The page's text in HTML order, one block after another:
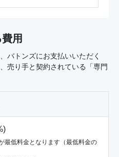
用
バトンズにお支払いいただく
売り手と契約されている「専門
最低料金となります（最低料金の